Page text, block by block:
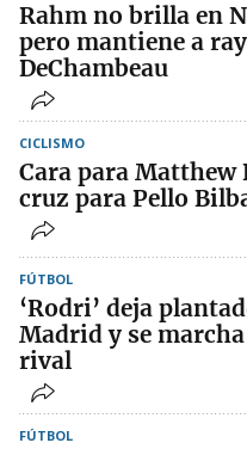
Rahm no brilla en
pero mantiene a
DeChambeau
CICLISMO
Cara para Matthew
cruz para Pello
FÚTBOL
‘Rodri’ deja
Madrid y se
rival
FÚTBOL